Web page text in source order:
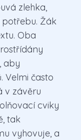
zlehka,
Žák
Oba
aby
Velmi často
v závěru
cviky
tak
vyhovuje, a